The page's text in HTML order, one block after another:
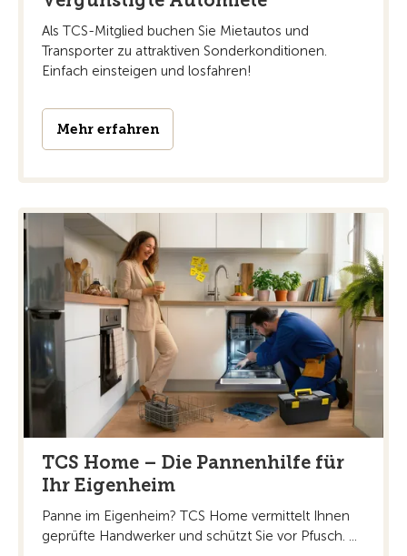
Als TCS-Mitglied buchen Sie Mietautos und
Transporter zu attraktiven Sonderkonditionen.
Einfach einsteigen und losfahren!
Mehr erfahren
TCS Home – Die Pannenhilfe für
Ihr Eigenheim
Panne im Eigenheim? TCS Home vermittelt Ihnen
geprüfte Handwerker und schützt Sie vor Pfusch. ...